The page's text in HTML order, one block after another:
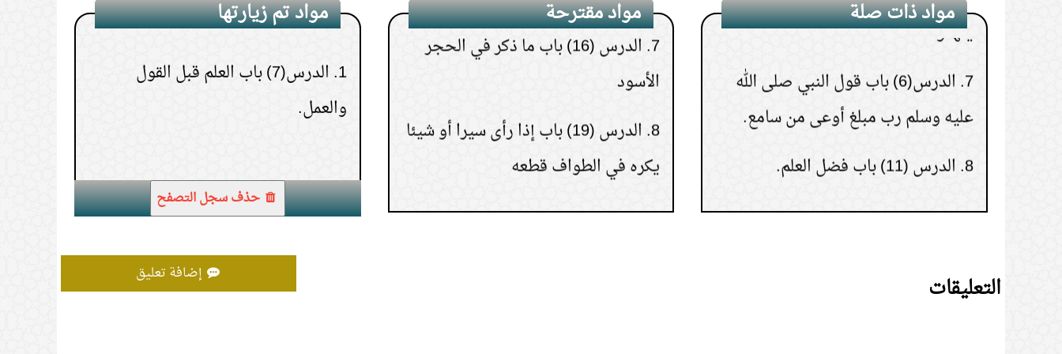
مواد ذات صلة
7.
الدرس(6) باب قول النبي صلى الله
عليه وسلم رب مبلغ أوعى من سامع.
8. الدرس (11) باب فضل العلم.
9. الدرس (3) باب من رفع صوته بالعلم.
10.
الدرس (1)التعريف بالإمام البخاري
مواد مقترحة
الأسود
8.
يكره في الطواف قطعه
9.
الدرس(20)باب من لم يقرب الكعبة
ولم يطف حتى يخرج إلى عرفة ويرجع
مواد تم زيارتها 1.
الدرس(7) باب العلم قبل القول
والعمل.
حذف سجل التصفح
التعليقات إضافة تعليق